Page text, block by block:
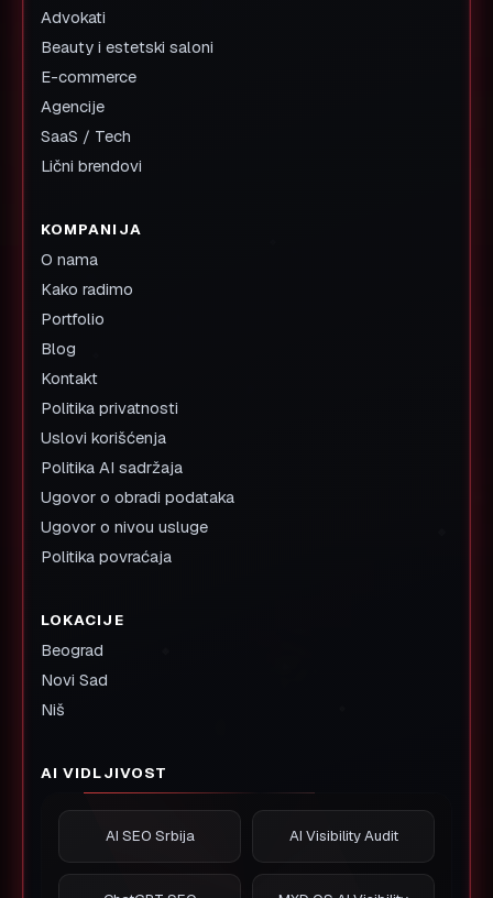
Advokati
Beauty i estetski saloni
E-commerce
Agencije
SaaS / Tech
Lični brendovi
KOMPANIJA
O nama
Kako radimo
Portfolio
Blog
Kontakt
Politika privatnosti
Uslovi korišćenja
Politika AI sadržaja
Ugovor o obradi podataka
Ugovor o nivou usluge
Politika povraćaja
LOKACIJE
Beograd
Novi Sad
Niš
AI VIDLJIVOST
AI SEO Srbija AI Visibility Audit